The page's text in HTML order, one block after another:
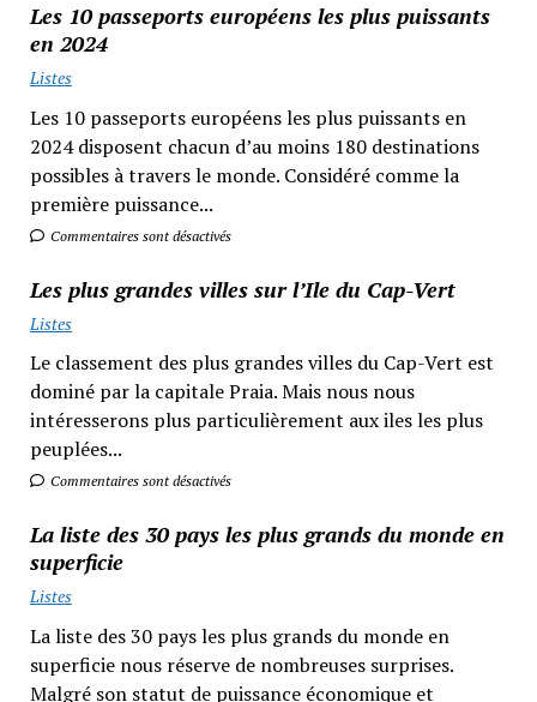
Les 10 passeports européens les plus puissants
en 2024
Listes
Les 10 passeports européens les plus puissants en
2024 disposent chacun d’au moins 180 destinations
possibles à travers le monde. Considéré comme la
première puissance...
Commentaires sont désactivés
Les plus grandes villes sur l’Ile du Cap-Vert
Listes
Le classement des plus grandes villes du Cap-Vert est
dominé par la capitale Praia. Mais nous nous
intéresserons plus particulièrement aux iles les plus
peuplées...
Commentaires sont désactivés
La liste des 30 pays les plus grands du monde en
superficie
Listes
La liste des 30 pays les plus grands du monde en
superficie nous réserve de nombreuses surprises.
Malgré son statut de puissance économique et